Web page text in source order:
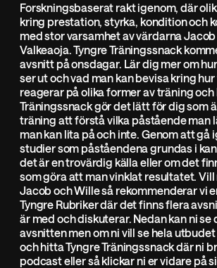
Forskningsbaserat rakt igenom, där
kring prestation, styrka, kondition och
med stor varsamhet av värdarna
Valkeaoja. Tyngre Träningssnack
avsnitt på onsdagar. Lär dig mer om
ser ut och vad man kan bevisa kring
reagerar på olika former av träning och
Träningssnack gör det lätt för dig som
träning att förstå vilka påstående man
man kan lita på och inte. Genom att gå
studier som påståendena grundas i
det är en trovärdig källa eller om det
som göra att man vinklat resultatet. Vill
Jacob och Wille så rekommenderar vi
Tyngre Rubriker där det finns flera
är med och diskuterar. Nedan kan ni se
avsnitten men om ni vill se hela
och hitta Tyngre Träningssnack där ni
podcast eller så klickar ni er vidare på